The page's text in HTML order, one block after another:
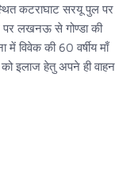
कटराघाट सरयू पुल पर
लखनऊ से गोण्डा की
विवेक की 60 वर्षीय माँ
इलाज हेतु अपने ही वाहन